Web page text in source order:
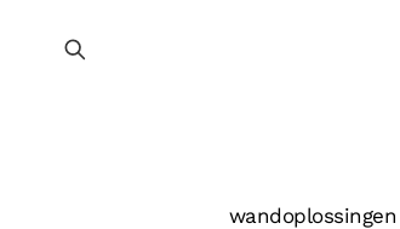
wandoplossingen